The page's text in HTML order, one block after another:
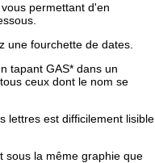
permettant d'en
une fourchette de dates.
tapant GAS* dans un
ceux dont le nom se
lettres est difficilement lisible
sous la même graphie que